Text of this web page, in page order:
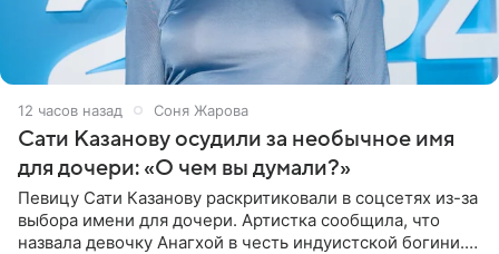
12 часов назад Соня Жарова
Сати Казанову осудили за необычное имя
для дочери: «О чем вы думали?»
Певицу Сати Казанову раскритиковали в соцсетях из-за
выбора имени для дочери. Артистка сообщила, что
назвала девочку Анагхой в честь индуистской богини.